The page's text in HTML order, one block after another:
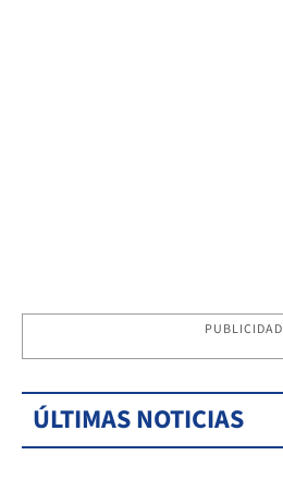
PUBLICIDAD
ÚLTIMAS NOTICIAS